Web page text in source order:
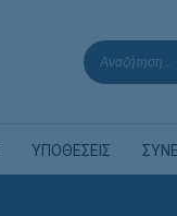
ΥΠΟΘΕΣΕΙΣ